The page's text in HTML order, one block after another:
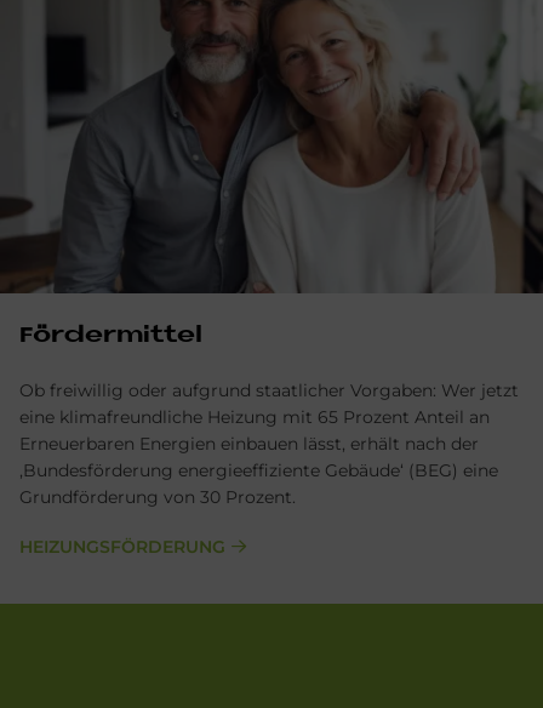
För­der­mit­tel
Ob freiwillig oder aufgrund staatlicher Vorgaben: Wer jetzt
eine klimafreundliche Heizung mit 65 Prozent Anteil an
Erneuerbaren Energien einbauen lässt, erhält nach der
‚Bundesförderung energieeffiziente Gebäude‘ (BEG) eine
Grundförderung von 30 Prozent.
HEIZUNGSFÖRDERUNG